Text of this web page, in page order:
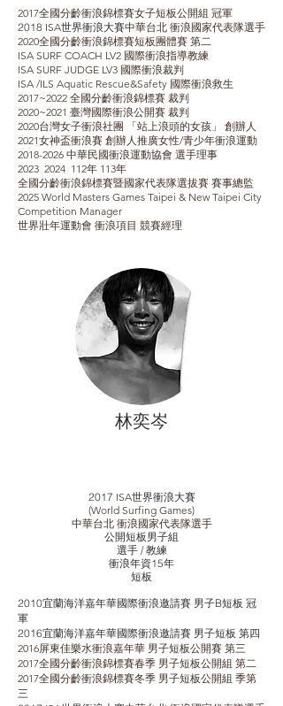
2017全國分齡衝浪錦標賽女子短板公開組 冠軍
2018 ISA世界衝浪大賽中華台北 衝浪國家代表隊選手
2020全國分齡衝浪錦標賽短板團體賽 第二
ISA SURF COACH LV2 國際衝浪指導教練
ISA SURF JUDGE LV3 國際衝浪裁判
ISA /ILS Aquatic Rescue&Safety 國際衝浪救生
2017~2022 全國分齡衝浪錦標賽 裁判
2020~2021 臺灣國際衝浪公開賽 裁判
​2020台灣女子衝浪社團 「站上浪頭的女孩」 創辦人
2021女神盃衝浪賽 創辦人推廣女性/青少年衝浪運動
​2018-2026 中華民國衝浪運動協會 選手理事
2023 2024 112年 113年
全國分齡衝浪錦標賽暨國家代表隊選拔賽 賽事總監
2025 World Masters Games Taipei & New Taipei City
Competition Manager
世界壯年運動會 衝浪項目 競賽經理
林奕岑
2017 ISA世界衝浪大賽
(World Surfing Games)
中華台北 衝浪國家代表隊選手
公開短板男子組
選手 / 教練
​衝浪年資15年
​短板
2010宜蘭海洋嘉年華國際衝浪邀請賽 男子B短板 冠
軍
2016宜蘭海洋嘉年華國際衝浪邀請賽 男子短板 第四
2016屏東佳樂水衝浪嘉年華 男子短板公開賽 第三
2017全國分齡衝浪錦標賽春季 男子短板公開組 第二
2017全國分齡衝浪錦標賽冬季 男子短板公開組 季第
三